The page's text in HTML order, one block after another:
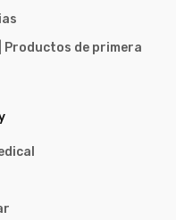
Productos de primera